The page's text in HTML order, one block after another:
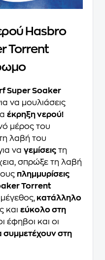
Hasbro
Torrent
Super Soaker
να μουλιάσεις
έκρηξη νερού!
μέρος του
λαβή του
να γεμίσεις τη
σπρώξε τη λαβή
πλημμυρίσεις
Torrent
μέγεθος, κατάλληλο
και εύκολο στη
έφηβοι και οι
συμμετέχουν στη